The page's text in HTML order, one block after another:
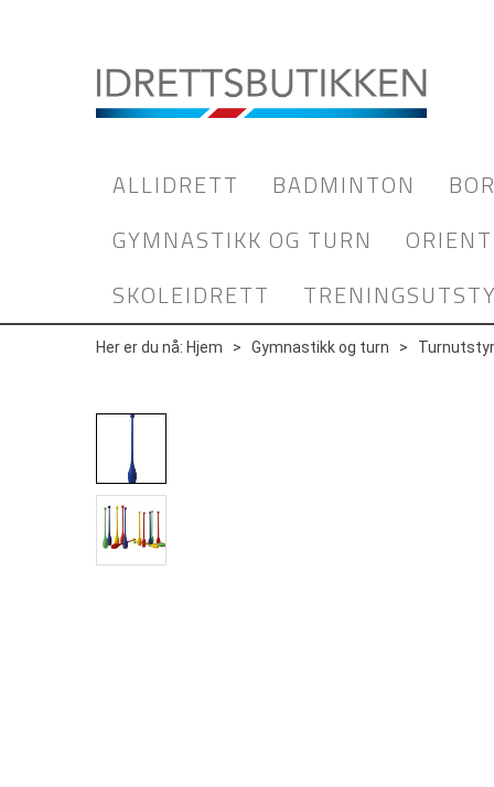
ALLIDRETT BADMINTON
GYMNASTIKK OG TURN
SKOLEIDRETT
Her er du nå: Hjem > Gymnastikk og turn > Turnutstyr